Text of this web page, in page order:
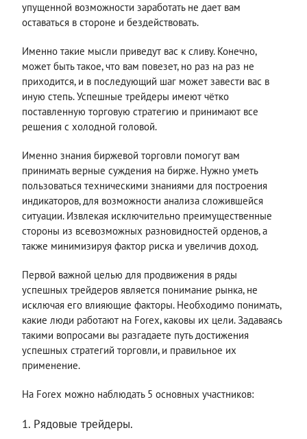
упущенной возможности заработать не дает вам
оставаться в стороне и бездействовать.
Именно такие мысли приведут вас к сливу. Конечно,
может быть такое, что вам повезет, но раз на раз не
приходится, и в последующий шаг может завести вас в
иную степь. Успешные трейдеры имеют чётко
поставленную торговую стратегию и принимают все
решения с холодной головой.
Именно знания биржевой торговли помогут вам
принимать верные суждения на бирже. Нужно уметь
пользоваться техническими знаниями для построения
индикаторов, для возможности анализа сложившейся
ситуации. Извлекая исключительно преимущественные
стороны из всевозможных разновидностей орденов, а
также минимизируя фактор риска и увеличив доход.
Первой важной целью для продвижения в ряды
успешных трейдеров является понимание рынка, не
исключая его влияющие факторы. Необходимо понимать,
какие люди работают на Forex, каковы их цели. Задаваясь
такими вопросами вы разгадаете путь достижения
успешных стратегий торговли, и правильное их
применение.
На Forex можно наблюдать 5 основных участников:
Рядовые трейдеры.